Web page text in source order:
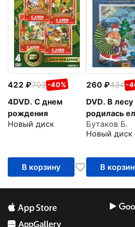
422 703 -40%
4DVD. С днем
рождения
Новый диск
В корзину
260 434 -
DVD. В лесу
родилась
Мультфильм
подарок
Бутаков Б.
Новый диск
В